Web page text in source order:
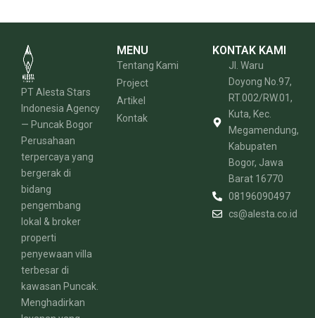
PT Alesta Stars
Indonesia Agency
— Puncak Bogor
Perusahaan
terpercaya yang
bergerak di
bidang
pengembang
lokal & broker
properti
penyewaan villa
terbesar di
kawasan Puncak.
Menghadirkan
MENU
Tentang Kami
Project
Artikel
Kontak
KONTAK KAMI
Jl. Waru
Doyong No.97,
RT.002/RW.01,
Kuta, Kec.
Megamendung,
Kabupaten
Bogor, Jawa
Barat 16770
08196090497
cs@alesta.co.id